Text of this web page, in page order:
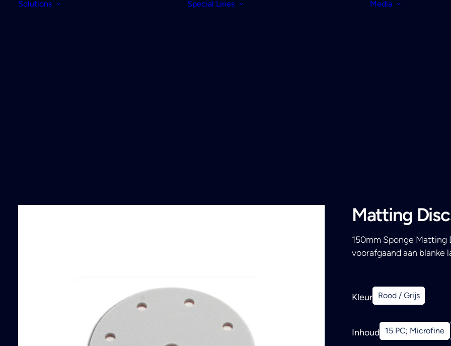
Solutions Special Lines Media
Matting
150mm Sponge Matting
voorafgaand aan blanke
Kleur Rood / Grijs
Inhoud 15 PC; Microfine